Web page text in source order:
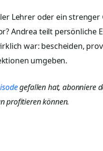
Lehrer oder ein
Andrea teilt persönliche
war: bescheiden,
umgeben.
gefallen hat, abonniere
profitieren können.